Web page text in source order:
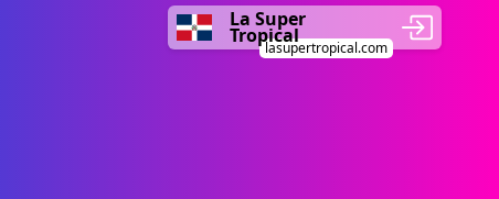
La Super
Tropical
lasupertropical.com